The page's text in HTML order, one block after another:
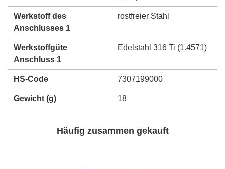
Werkstoff des
Anschlusses 1
rostfreier Stahl
Werkstoffgüte
Anschluss 1
Edelstahl 316 Ti (1.4571)
HS-Code 7307199000
Gewicht (g) 18
Häufig zusammen gekauft